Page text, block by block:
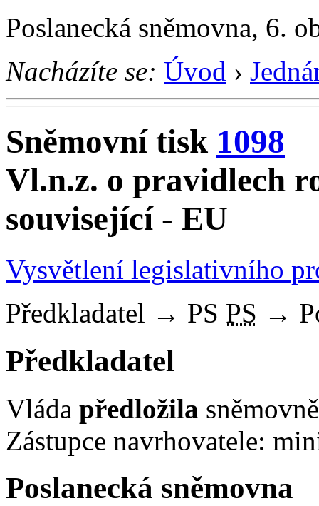
Poslanecká sněmovna, 6.
Nacházíte se: Úvod ›
Sněmovní tisk 1098
Vl.n.z. o pravidlech
související - EU
Vysvětlení legislativního
Předkladatel → PS PS →
Předkladatel
Vláda předložila
Zástupce navrhovatele:
Poslanecká sněmovna